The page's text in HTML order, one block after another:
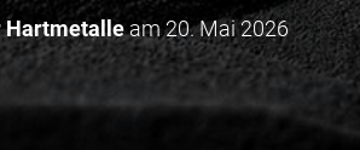
Hartmetalleam20. Mai 2026